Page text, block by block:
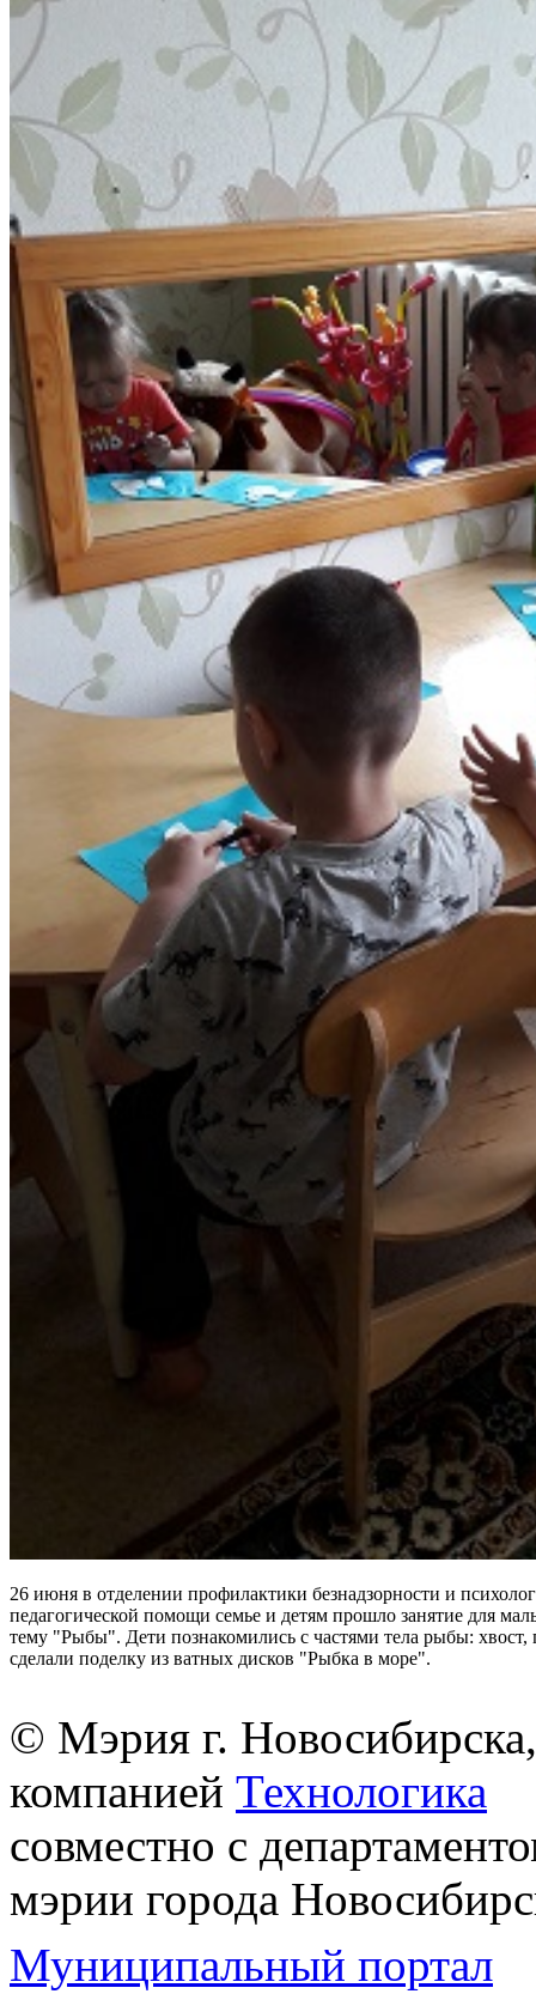
26 июня в отделении профилактики безнадзорности и
педагогической помощи семье и детям прошло занятие для
тему "Рыбы". Дети познакомились с частями тела рыбы: хвост,
сделали поделку из ватных дисков "Рыбка в море".
© Мэрия г.
компанией Технологика
совместно с
мэрии города
Муниципальный портал